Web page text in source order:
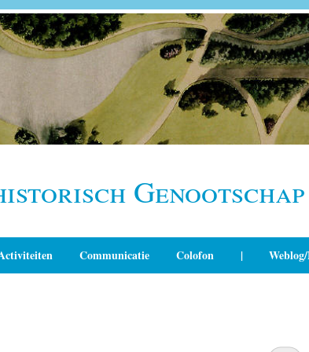
Genootschap
Communicatie Colofon |